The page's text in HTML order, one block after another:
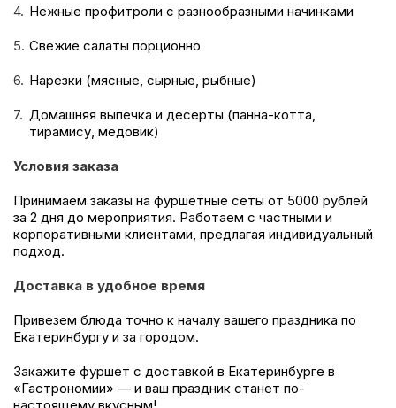
Нежные профитроли с разнообразными начинками
Свежие салаты порционно
Нарезки (мясные, сырные, рыбные)
Домашняя выпечка и десерты (панна-котта,
тирамису, медовик)
Условия заказа
Принимаем заказы на фуршетные сеты от 5000 рублей
за 2 дня до мероприятия. Работаем с частными и
корпоративными клиентами, предлагая индивидуальный
подход.
Доставка в удобное время
Привезем блюда точно к началу вашего праздника по
Екатеринбургу и за городом.
Закажите фуршет с доставкой в Екатеринбурге в
«Гастрономии» — и ваш праздник станет по-
настоящему вкусным!